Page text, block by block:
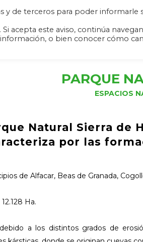
ANDALUCÍA SIERRA NEVADA
PARQUE
ESPACIOS
Natural Sierra de
por las
de Alfacar, Beas de Granada,
Ha.
a los distintos grados de
y de terceros para poder
acepta este aviso, continúa
o bien conocer cómo